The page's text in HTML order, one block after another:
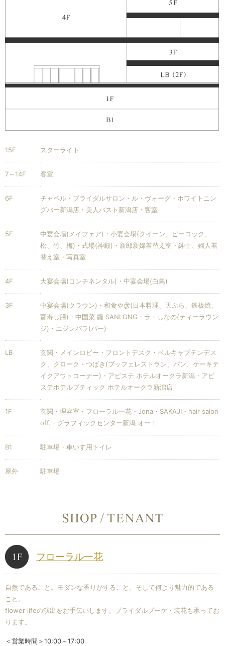
15F スターライト
7～14F 客室
6F
チャペル・ブライダルサロン・ル・ヴォーグ・ホワイトニン
グバー新潟店・美人バスト新潟店・客室
5F
中宴会場(メイフェア)・小宴会場(クイーン、ピーコック、
松、竹、梅)・式場(神殿)・新郎新婦着替え室・紳士、婦人着
替え室・写真室
4F 大宴会場(コンチネンタル)・中宴会場(白鳥)
3F
中宴会場(クラウン)・和食や彦(日本料理、天ぷら、鉄板焼、
富寿し膳)・中国菜 龘 SANLONG・ラ・しなの(ティーラウン
ジ)・エジンバラ(バー)
LB
玄関・メインロビー・フロントデスク・ベルキャプテンデス
ク、クローク・つばき(ブッフェレストラン、パン、ケーキテ
イクアウトコーナー)・アビステ ホテルオークラ新潟・アビ
ステホテルブティック ホテルオークラ新潟店
1F
玄関・理容室・フローラル一花・Jona・SAKAJI・hair salon
off.・グラフィックセンター新潟 オー！
B1 駐車場・車いす用トイレ
屋外 駐車場
フローラル一花
自然であること。モダンな香りがすること。そして何より魅力的である
こと。
flower lifeの演出をお手伝いします。ブライダルブーケ・装花も承ってお
ります。
＜営業時間＞10:00～17:00